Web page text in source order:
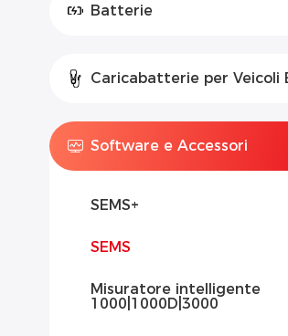
Batterie
Caricabatterie per Veicoli
Software e Accessori
SEMS+
SEMS
Misuratore intelligente
1000|1000D|3000